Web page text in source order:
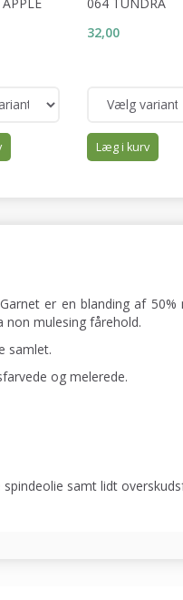
32,00
Læg i kurv
er en blanding af
mulesing fårehold.
samlet.
og melerede.
samt lidt